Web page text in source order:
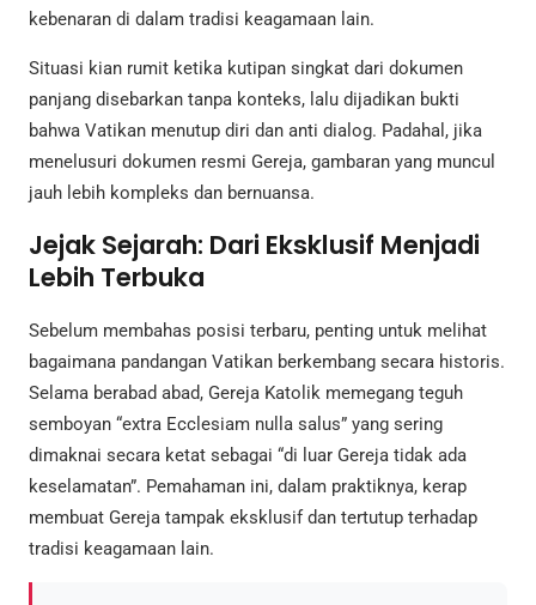
kebenaran di dalam tradisi keagamaan lain.
Situasi kian rumit ketika kutipan singkat dari dokumen
panjang disebarkan tanpa konteks, lalu dijadikan bukti
bahwa Vatikan menutup diri dan anti dialog. Padahal, jika
menelusuri dokumen resmi Gereja, gambaran yang muncul
jauh lebih kompleks dan bernuansa.
Jejak Sejarah: Dari Eksklusif Menjadi
Lebih Terbuka
Sebelum membahas posisi terbaru, penting untuk melihat
bagaimana pandangan Vatikan berkembang secara historis.
Selama berabad abad, Gereja Katolik memegang teguh
semboyan “extra Ecclesiam nulla salus” yang sering
dimaknai secara ketat sebagai “di luar Gereja tidak ada
keselamatan”. Pemahaman ini, dalam praktiknya, kerap
membuat Gereja tampak eksklusif dan tertutup terhadap
tradisi keagamaan lain.